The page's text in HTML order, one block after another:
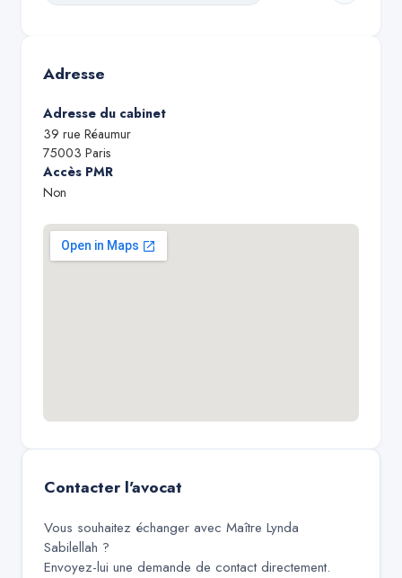
Adresse
Adresse du cabinet
39 rue Réaumur
75003 Paris
Accès PMR
Non
Contacter l'avocat
Vous souhaitez échanger avec Maître Lynda
Sabilellah ?
Envoyez-lui une demande de contact directement.